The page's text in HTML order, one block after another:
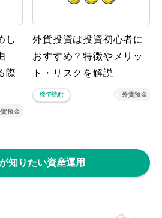
し
際
貨預金
外貨投資は投資初心者に
おすすめ？特徴やメリッ
ト・リスクを解説
後で読む 外貨預金
知りたい資産運用